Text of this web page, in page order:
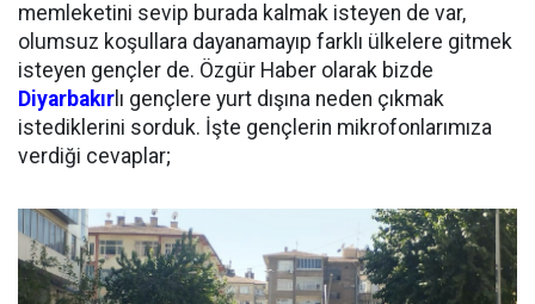
memleketini sevip burada kalmak isteyen de var,
olumsuz koşullara dayanamayıp farklı ülkelere gitmek
isteyen gençler de. Özgür Haber olarak bizde
Diyarbakır lı gençlere yurt dışına neden çıkmak
istediklerini sorduk. İşte gençlerin mikrofonlarımıza
verdiği cevaplar;